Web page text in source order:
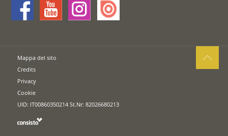
Mappa del sito
Credits
Privacy
Cookie
UID: IT00860350214 St.Nr: 82026680213